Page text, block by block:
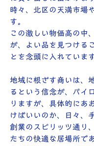
時々、北区の天満市場
す。
この激しい物価高の中
が、よい品を見つける
とを念頭に入れています
地域に根ざす商いは、
るという信念が、バイ
りますが、具体的にあ
けばいいのか、日々、
創業のスピリッツ通り
たちの快適な居場所で